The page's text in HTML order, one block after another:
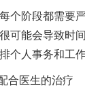
个阶段都需要
可能会导致时
个人事务和工
合医生的治疗